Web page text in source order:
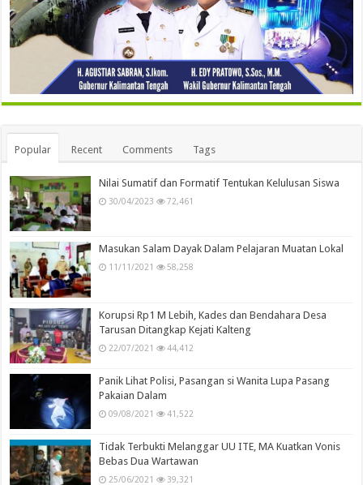
Popular Recent Comments Tags
Nilai Sumatif dan Formatif Tentukan Kelulusan Siswa
30/04/2023 72,461
Masukan Salam Dayak Dalam Pelajaran Muatan Lokal
11/11/2021 58,258
Korupsi Rp1 M Lebih, Kades dan Bendahara Desa
Tarusan Ditangkap Kejati Kalteng
22/07/2021 44,412
Panik Lihat Polisi, Pasangan si Wanita Lupa Pasang
Pakaian Dalam
09/08/2021 41,522
Tidak Terbukti Melanggar UU ITE, MA Kuatkan Vonis
Bebas Dua Wartawan
25/06/2021 39,321